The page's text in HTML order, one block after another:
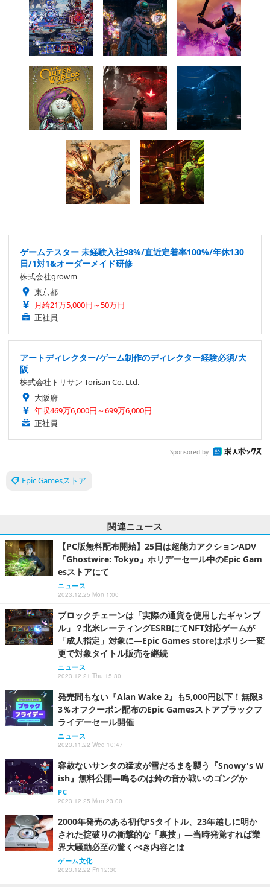
ゲームテスター 未経験入社98%/直近定着率100%/年休130
日/1対1&オーダーメイド研修
株式会社growm
東京都
月給21万5,000円～50万円
正社員
アートディレクター/ゲーム制作のディレクター経験必須/大
阪
株式会社トリサン Torisan Co. Ltd.
大阪府
年収469万6,000円～699万6,000円
正社員
Sponsored by
Epic Gamesストア
関連ニュース
【PC版無料配布開始】25日は超能力アクションADV
『Ghostwire: Tokyo』ホリデーセール中のEpic Gam
esストアにて
ニュース
2023.12.25 Mon 1:00
ブロックチェーンは「実際の通貨を使用したギャンブ
ル」？北米レーティングESRBにてNFT対応ゲームが
「成人指定」対象に―Epic Games storeはポリシー変
更で対象タイトル販売を継続
ニュース
2023.12.21 Thu 15:30
発売間もない『Alan Wake 2』も5,000円以下！無限3
3％オフクーポン配布のEpic Gamesストアブラックフ
ライデーセール開催
ニュース
2023.11.22 Wed 10:47
容赦ないサンタの猛攻が雪だるまを襲う『Snowy's W
ish』無料公開―鳴るのは鈴の音か戦いのゴングか
PC
2023.12.25 Mon 23:00
2000年発売のある初代PSタイトル、23年越しに明か
された掟破りの衝撃的な「裏技」―当時発覚すれば業
界大騒動必至の驚くべき内容とは
ゲーム文化
2023.12.22 Fri 12:30